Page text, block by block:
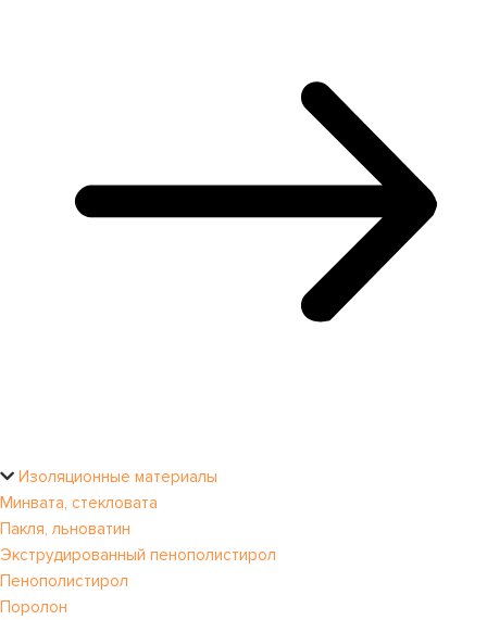
Изоляционные материалы
Минвата, стекловата
Пакля, льноватин
Экструдированный пенополистирол
Пенополистирол
Поролон